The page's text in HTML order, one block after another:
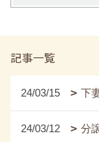
記事一覧
24/03/15 下
24/03/12 分